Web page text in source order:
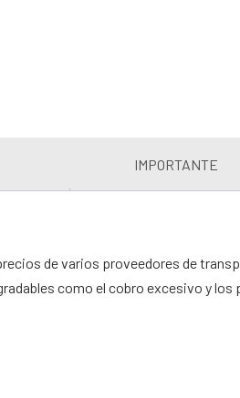
IMPORTANTE
de varios proveedores de
como el cobro excesivo y los